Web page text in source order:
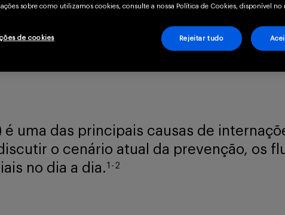
é uma das principais causas de
o cenário atual da prevenção, os
no dia a dia. 1 - 2
sobre como utilizamos cookies, consulte a nossa Política de Cookies, disponível no
de cookies Rejeitar tudo